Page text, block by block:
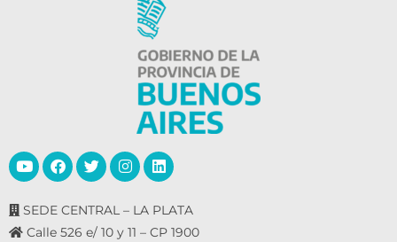
SEDE CENTRAL – LA PLATA
Calle 526 e/ 10 y 11 – CP 1900